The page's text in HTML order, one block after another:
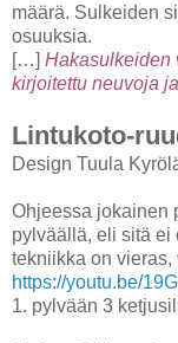
määrä. Sulkeiden
osuuksia.
[…] Hakasulkeiden
kirjoitettu neuvoja
Lintukoto-
Design Tuula
Ohjeessa jokainen
pylväällä, eli sitä ei
tekniikka on vieras,
https://youtu.be/
1. pylvään 3